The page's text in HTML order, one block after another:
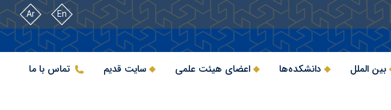
En
Ar
بین الملل دانشکده‌ها اعضای هیئت علمی سایت قدیم تماس با ما